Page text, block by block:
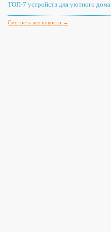
ТОП-7 устройств для уютного дома
Смотреть все новости →